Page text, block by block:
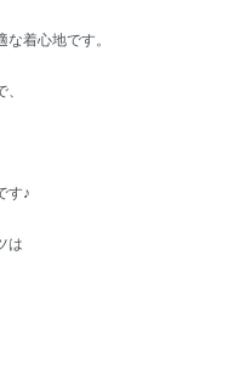
着心地です。
す♪
は